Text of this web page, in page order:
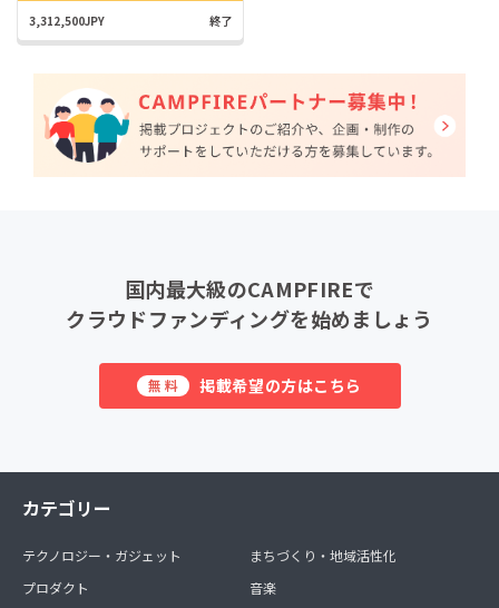
3,312,500JPY 終了
国内最大級のCAMPFIREで
クラウドファンディングを始めましょう
無料 掲載希望の方はこちら
カテゴリー
テクノロジー・ガジェット
プロダクト
まちづくり・地域活性化
音楽